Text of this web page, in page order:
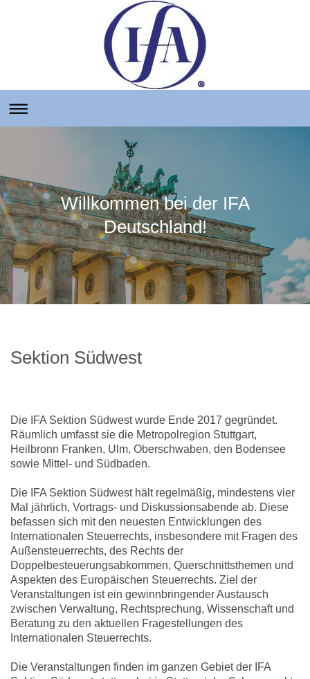
Willkommen bei der IFA
Deutschland!
Sektion Südwest
Die IFA Sektion Südwest wurde Ende 2017 gegründet.
Räumlich umfasst sie die Metropolregion Stuttgart,
Heilbronn Franken, Ulm, Oberschwaben, den Bodensee
sowie Mittel- und Südbaden.
Die IFA Sektion Südwest hält regelmäßig, mindestens vier
Mal jährlich, Vortrags- und Diskussionsabende ab. Diese
befassen sich mit den neuesten Entwicklungen des
Internationalen Steuerrechts, insbesondere mit Fragen des
Außensteuerrechts, des Rechts der
Doppelbesteuerungsabkommen, Querschnittsthemen und
Aspekten des Europäischen Steuerrechts. Ziel der
Veranstaltungen ist ein gewinnbringender Austausch
zwischen Verwaltung, Rechtsprechung, Wissenschaft und
Beratung zu den aktuellen Fragestellungen des
Internationalen Steuerrechts.
Die Veranstaltungen finden im ganzen Gebiet der IFA